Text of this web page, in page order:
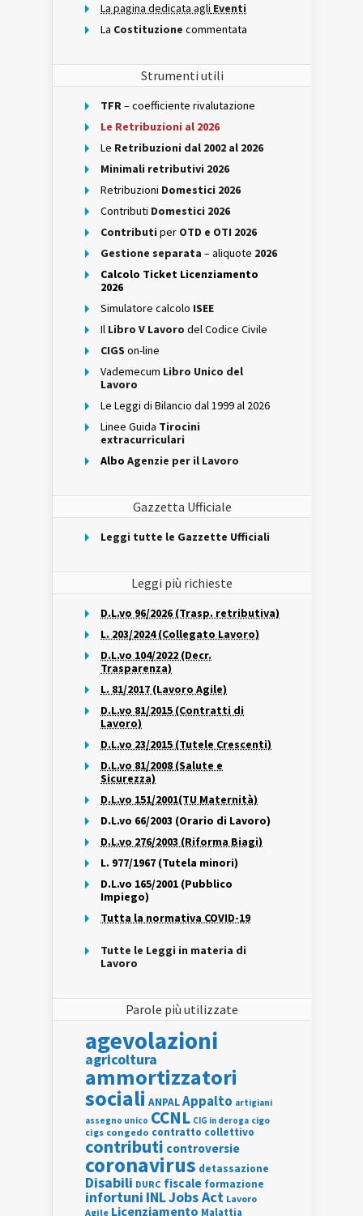
La pagina dedicata agli Eventi
La Costituzione commentata
Strumenti utili
TFR– coefficiente rivalutazione
Le Retribuzioni al 2026
Le Retribuzioni dal 2002 al 2026
Minimali retributivi 2026
Retribuzioni Domestici 2026
Contributi Domestici 2026
Contributi per OTD e OTI 2026
Gestione separata – aliquote 2026
Calcolo Ticket Licenziamento
2026
Simulatore calcolo ISEE
Il Libro V Lavoro del Codice Civile
CIGS on-line
Vademecum Libro Unico del
Lavoro
Le Leggi di Bilancio dal 1999 al 2026
Linee Guida Tirocini
extracurriculari
Albo Agenzie per il Lavoro
Gazzetta Ufficiale
Leggi tutte le Gazzette Ufficiali
Leggi più richieste
D.L.vo 96/2026 (Trasp. retributiva)
L. 203/2024 (Collegato Lavoro)
D.L.vo 104/2022 (Decr.
Trasparenza)
L. 81/2017 (Lavoro Agile)
D.L.vo 81/2015 (Contratti di
Lavoro)
D.L.vo 23/2015 (Tutele Crescenti)
D.L.vo 81/2008 (Salute e
Sicurezza)
D.L.vo 151/2001(TU Maternità)
D.L.vo 66/2003 (Orario di Lavoro)
D.L.vo 276/2003 (Riforma Biagi)
L. 977/1967 (Tutela minori)
D.L.vo 165/2001 (Pubblico
Impiego)
Tutta la normativa COVID-19
Tutte le Leggi in materia di
Lavoro
Parole più utilizzate
agevolazioni
agricoltura
ammortizzatori
sociali ANPALAppalto artigiani
assegno unico CCNL CIG in deroga cigo
cigs congedo contratto collettivo
contributi controversie
coronavirus detassazione
Disabili DURC fiscale formazione
infortuni INLJobs Act Lavoro
Agile Licenziamento Malattia